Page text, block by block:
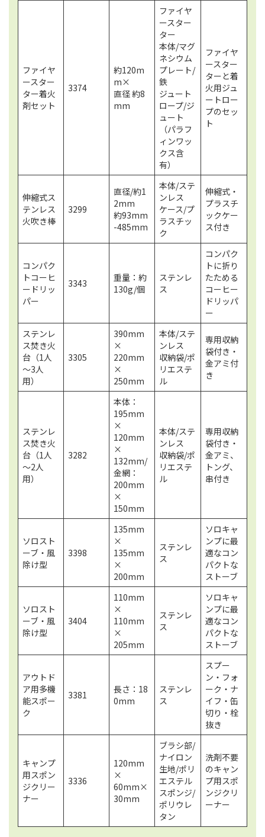
ファイヤ
ースター
ター着火
剤セット
3374
約120m
m×
直径 約8
mm
ファイヤ
ースター
ター
本体/マグ
ネシウム
プレート/
鉄
ジュート
ロープ/ジ
ュート
（パラフ
ィンワッ
クス含
有）
ファイヤ
ースター
ターと着
火用ジュ
ートロー
プのセッ
ト
伸縮式ス
テンレス
火吹き棒
3299
直径/約1
2mm
約93mm
-485mm
本体/ステ
ンレス
ケース/プ
ラスチッ
ク
伸縮式・
プラスチ
ックケー
ス付き
コンパク
トコーヒ
ードリッ
パー
3343
重量：約
130g/個
ステンレ
ス
コンパク
トに折り
たためる
コーヒー
ドリッパ
ー
ステンレ
ス焚き火
台（1人
～3人
用）
3305
390mm
×
220mm
×
250mm
本体/ステ
ンレス
収納袋/ポ
リエステ
ル
専用収納
袋付き・
金アミ付
き
ステンレ
ス焚き火
台（1人
～2人
用）
3282
本体：
195mm
×
120mm
×
132mm/
金網：
200mm
×
150mm
本体/ステ
ンレス
収納袋/ポ
リエステ
ル
専用収納
袋付き・
金アミ、
トング、
串付き
ソロスト
ーブ・風
除け型
3398
135mm
×
135mm
×
200mm
ステンレ
ス
ソロキャ
ンプに最
適なコン
パクトな
ストーブ
ソロスト
ーブ・風
除け型
3404
110mm
×
110mm
×
205mm
ステンレ
ス
ソロキャ
ンプに最
適なコン
パクトな
ストーブ
アウトド
ア用多機
能スポー
ク
3381
長さ：18
0mm
ステンレ
ス
スプー
ン・フォ
ーク・ナ
イフ・缶
切り・栓
抜き
キャンプ
用スポン
ジクリー
ナー
3336
120mm
×
60mm×
30mm
ブラシ部/
ナイロン
生地/ポリ
エステル
スポンジ/
ポリウレ
タン
洗剤不要
のキャン
プ用スポ
ンジクリ
ーナー